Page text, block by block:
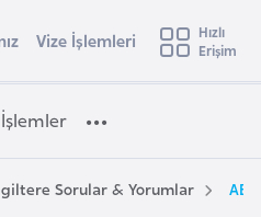
e
t
Vize İşlemleri
Hızlı
Erişim
Sorular & Yorumlar AB